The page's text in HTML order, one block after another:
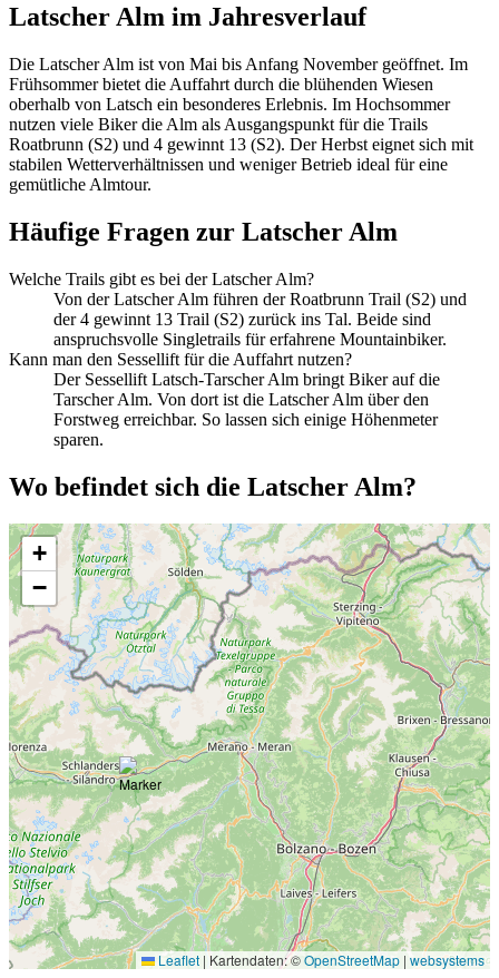
Latscher Alm im Jahresverlauf
Die Latscher Alm ist von Mai bis Anfang November geöffnet. Im
Frühsommer bietet die Auffahrt durch die blühenden Wiesen
oberhalb von Latsch ein besonderes Erlebnis. Im Hochsommer
nutzen viele Biker die Alm als Ausgangspunkt für die Trails
Roatbrunn (S2) und 4 gewinnt 13 (S2). Der Herbst eignet sich mit
stabilen Wetterverhältnissen und weniger Betrieb ideal für eine
gemütliche Almtour.
Häufige Fragen zur Latscher Alm
Welche Trails gibt es bei der Latscher Alm?
Von der Latscher Alm führen der Roatbrunn Trail (S2) und
der 4 gewinnt 13 Trail (S2) zurück ins Tal. Beide sind
anspruchsvolle Singletrails für erfahrene Mountainbiker.
Kann man den Sessellift für die Auffahrt nutzen?
Der Sessellift Latsch-Tarscher Alm bringt Biker auf die
Tarscher Alm. Von dort ist die Latscher Alm über den
Forstweg erreichbar. So lassen sich einige Höhenmeter
sparen.
Wo befindet sich die Latscher Alm?
+
−
Leaflet | Kartendaten: ©OpenStreetMap | websystems